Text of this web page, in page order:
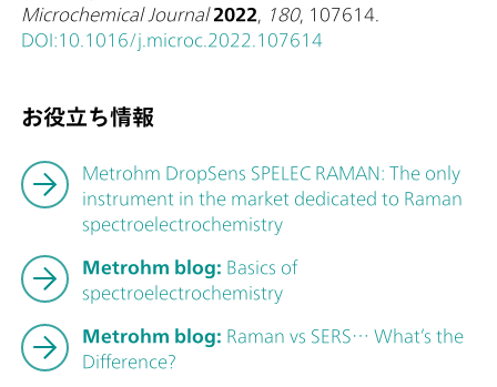
Microchemical Journal 2022 180, 107614.
DOI:10.1016/j.microc.2022.107614
お役立ち情報
Metrohm DropSens SPELEC RAMAN: The only
instrument in the market dedicated to Raman
spectroelectrochemistry
Metrohm blog: Basics of
spectroelectrochemistry
Metrohm blog: Raman vs SERS… What’s the
Difference?